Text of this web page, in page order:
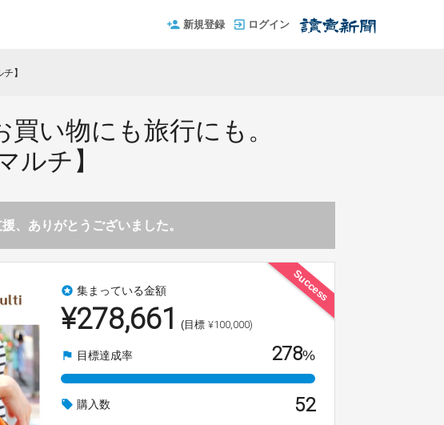
新規登録 ログイン
】
い物にも旅行にも。
ルチ】
、ありがとうございました。
Success
stars 集まっている金額
¥278,661 (目標 ¥100,000)
flag 目標達成率 278%
local_offer 購入数 52